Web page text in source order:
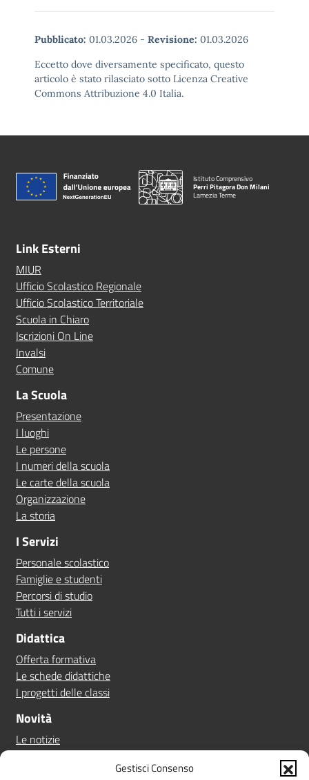
Gestisci Consenso
Pubblicato: 01.03.2026 - Revisione: 01.03.2026
Eccetto dove diversamente specificato, questo
articolo è stato rilasciato sotto Licenza Creative
Commons Attribuzione 4.0 Italia.
Istituto Comprensivo
Perri Pitagora Don Milani
Lamezia Terme
Link Esterni
MIUR
Ufficio Scolastico Regionale
Ufficio Scolastico Territoriale
Scuola in Chiaro
Iscrizioni On Line
Invalsi
Comune
La Scuola
Presentazione
I luoghi
Le persone
I numeri della scuola
Le carte della scuola
Organizzazione
La storia
I Servizi
Personale scolastico
Famiglie e studenti
Percorsi di studio
Tutti i servizi
Didattica
Offerta formativa
Le schede didattiche
I progetti delle classi
Novità
Le notizie
Le circolari